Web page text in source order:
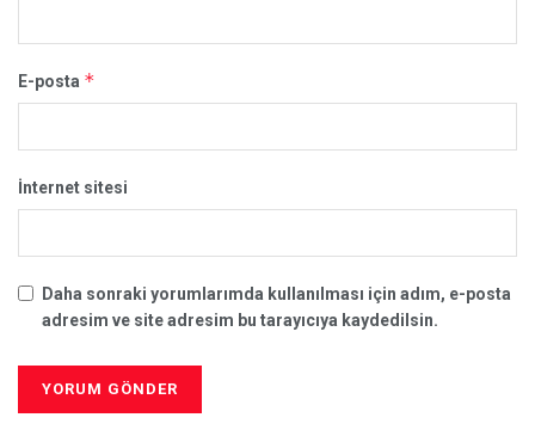
E-posta *
İnternet sitesi
Daha sonraki yorumlarımda kullanılması için adım, e-posta
adresim ve site adresim bu tarayıcıya kaydedilsin.